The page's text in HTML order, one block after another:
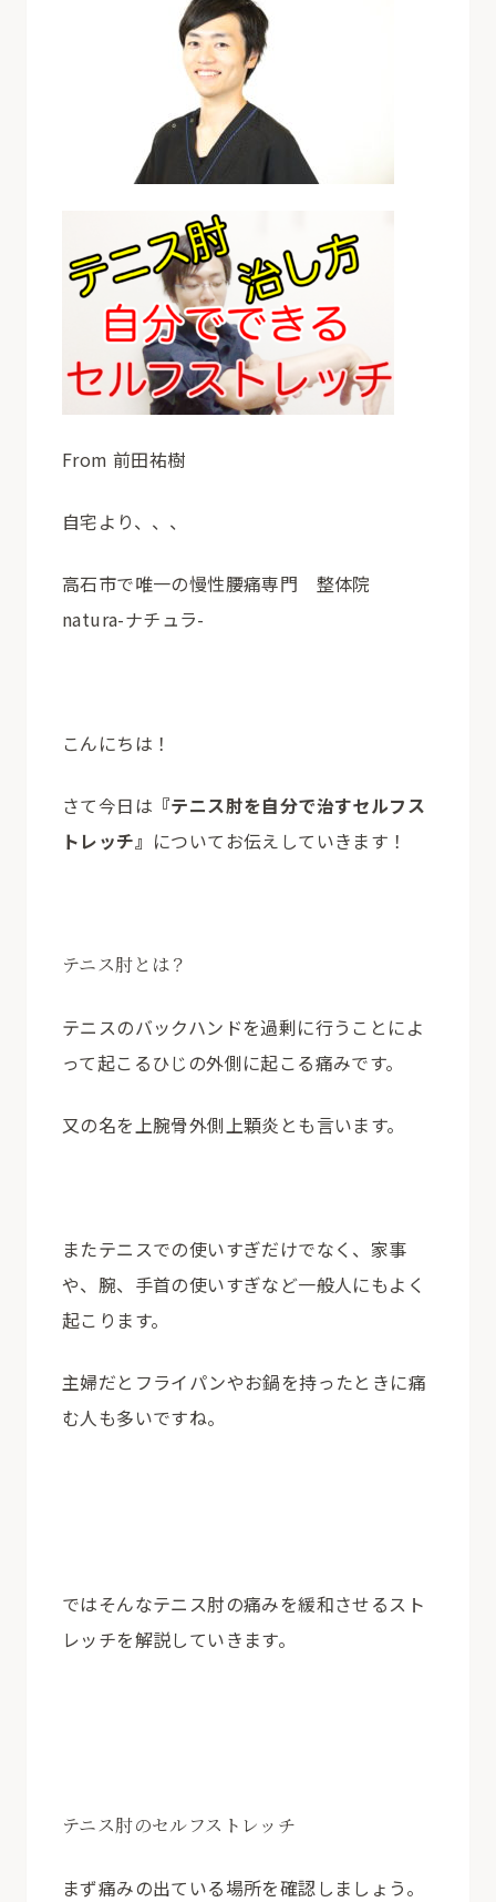
From 前田祐樹
自宅より、、、
高石市で唯一の慢性腰痛専門 整体院
natura-ナチュラ-
こんにちは！
さて今日は 『テニス肘を自分で治すセルフス
トレッチ』 についてお伝えしていきます！
テニス肘とは？
テニスのバックハンドを過剰に行うことによ
って起こるひじの外側に起こる痛みです。
又の名を上腕骨外側上顆炎とも言います。
またテニスでの使いすぎだけでなく、家事
や、腕、手首の使いすぎなど一般人にもよく
起こります。
主婦だとフライパンやお鍋を持ったときに痛
む人も多いですね。
ではそんなテニス肘の痛みを緩和させるスト
レッチを解説していきます。
テニス肘のセルフストレッチ
まず痛みの出ている場所を確認しましょう。